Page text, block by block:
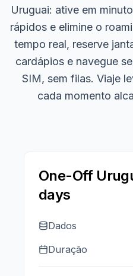
Uruguai: ative em
rápidos e elimine o
tempo real, reserve
cardápios e navegue
SIM, sem filas. Viaje
cada momento
One-Off
days
Dados
Duração